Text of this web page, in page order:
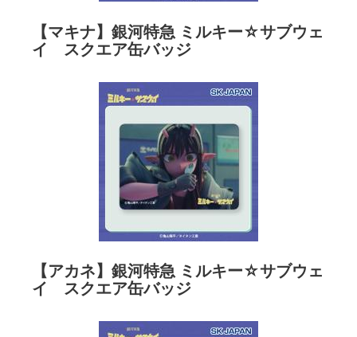
【マキナ】銀河特急 ミルキー☆サブウェ
イ スクエア缶バッジ
【アカネ】銀河特急 ミルキー☆サブウェ
イ スクエア缶バッジ